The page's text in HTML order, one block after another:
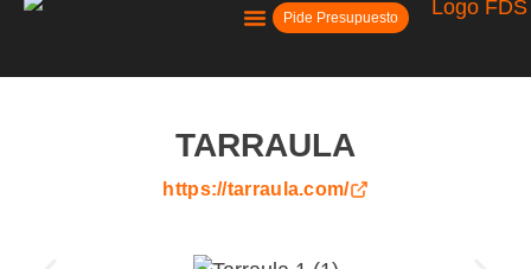
Pide Presupuesto
TARRAULA
https://tarraula.com/